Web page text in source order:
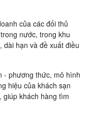
của các đối thủ
nước, trong khu
hạn và đề xuất điều
- phương thức, mô hình
hiệu của khách sạn
giúp khách hàng tìm